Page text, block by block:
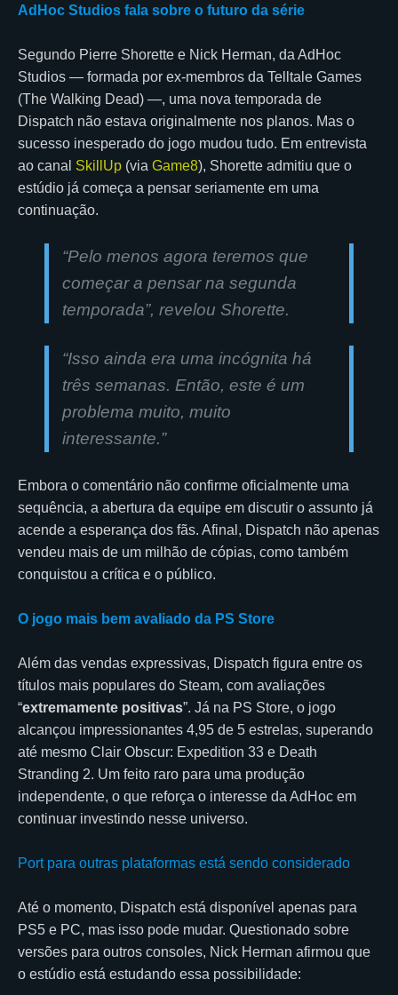
AdHoc Studios fala sobre o futuro da série
Segundo Pierre Shorette e Nick Herman, da AdHoc
Studios — formada por ex-membros da Telltale Games
(The Walking Dead) —, uma nova temporada de
Dispatch não estava originalmente nos planos. Mas o
sucesso inesperado do jogo mudou tudo. Em entrevista
ao canal SkillUp (via Game8), Shorette admitiu que o
estúdio já começa a pensar seriamente em uma
continuação.
“Pelo menos agora teremos que
começar a pensar na segunda
temporada”, revelou Shorette.
“Isso ainda era uma incógnita há
três semanas. Então, este é um
problema muito, muito
interessante.”
Embora o comentário não confirme oficialmente uma
sequência, a abertura da equipe em discutir o assunto já
acende a esperança dos fãs. Afinal, Dispatch não apenas
vendeu mais de um milhão de cópias, como também
conquistou a crítica e o público.
O jogo mais bem avaliado da PS Store
Além das vendas expressivas, Dispatch figura entre os
títulos mais populares do Steam, com avaliações
“extremamente positivas”. Já na PS Store, o jogo
alcançou impressionantes 4,95 de 5 estrelas, superando
até mesmo Clair Obscur: Expedition 33 e Death
Stranding 2. Um feito raro para uma produção
independente, o que reforça o interesse da AdHoc em
continuar investindo nesse universo.
Port para outras plataformas está sendo considerado
Até o momento, Dispatch está disponível apenas para
PS5 e PC, mas isso pode mudar. Questionado sobre
versões para outros consoles, Nick Herman afirmou que
o estúdio está estudando essa possibilidade: